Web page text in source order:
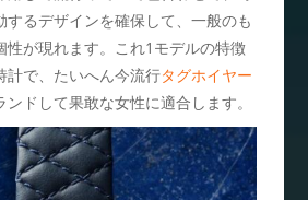
するデザインを確保して、一般のも
性が現れます。これ1モデルの特徴
計で、たいへん今流行タグホイヤー
ンドして果敢な女性に適合します。